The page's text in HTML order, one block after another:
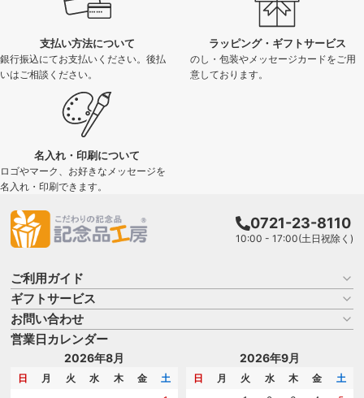
支払い方法について
銀行振込にてお支払いください。後払
いはご相談ください。
ラッピング・ギフトサービス
のし・包装やメッセージカードをご用
意しております。
名入れ・印刷について
ロゴやマーク、お好きなメッセージを
名入れ・印刷できます。
0721-23-8110
10:00 - 17:00(土日祝除く)
ご利用ガイド
お買い物ガイド
よくある質問
はじめての記念品選び
記念品工房の使い方
ギフトサービス
名入れについて
のし
メッセージカード
お問い合わせ
商品選びを相談する
名入れについて相談する
カタログを請求する
営業日カレンダー
2026年8月
日 月 火 水 木 金
土
2026年9月
日 月 火 水 木 金
土